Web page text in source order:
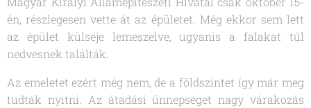
én, részlegesen vette át az épületet. Még ekkor sem lett
az épület külseje lemeszelve, ugyanis a falakat túl
nedvesnek találták.
Az emeletet ezért még nem, de a földszintet így már meg
tudták nyitni. Az átadási ünnepséget nagy várakozás